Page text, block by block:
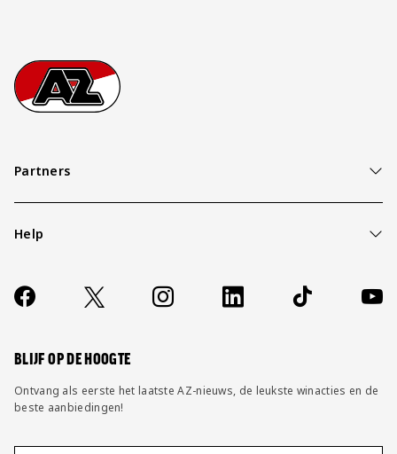
Footer
Ga naar onze homepage
Partners
Help
Contact
FAQ
Socials
https://www.facebook.com/AZAlkmaar
X Instagram LinkedIn TikTok
BLIJF OP DE HOOGTE
Ontvang als eerste het laatste AZ-nieuws, de leukste winacties en de
beste aanbiedingen!